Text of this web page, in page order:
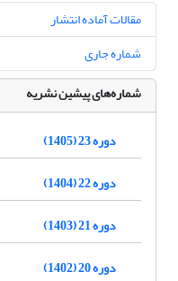
مقالات آماده انتشار
شماره جاری
شماره‌های پیشین نشریه
دوره 23 (1405)
دوره 22 (1404)
دوره 21 (1403)
دوره 20 (1402)